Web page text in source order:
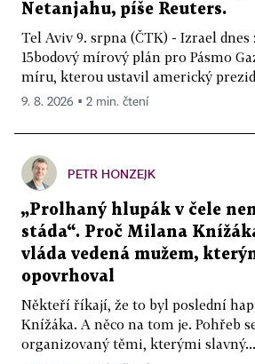
Netanjahu, píše Reuters.
Tel Aviv 9. srpna (ČTK) - Izrael
15bodový mírový plán pro Pásmo
míru, kterou ustavil americký
9. 8. 2026 ▪ 2 min. čtení
PETR HONZEJK
„Prolhaný hlupák v čele
stáda“. Proč Milana
vláda vedená mužem,
opovrhoval
Někteří říkají, že to byl poslední
Knížáka. A něco na tom je. Pohřeb
organizovaný těmi, kterými slavný...